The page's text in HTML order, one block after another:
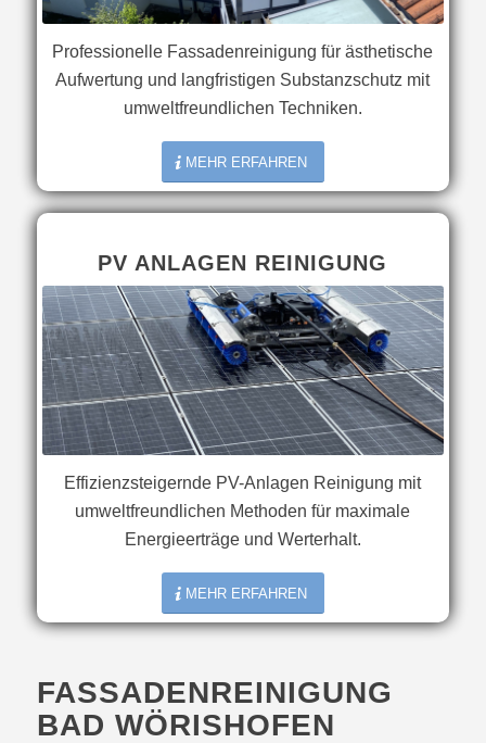
Professionelle Fassadenreinigung für ästhetische
Aufwertung und langfristigen Substanzschutz mit
umweltfreundlichen Techniken.
MEHR ERFAHREN
PV ANLAGEN REINIGUNG
Effizienzsteigernde PV-Anlagen Reinigung mit
umweltfreundlichen Methoden für maximale
Energieerträge und Werterhalt.
MEHR ERFAHREN
FASSADENREINIGUNG
BAD WÖRISHOFEN